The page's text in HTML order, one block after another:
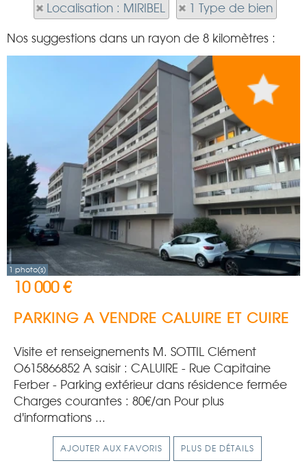
Localisation : MIRIBEL 1 Type de bien
Nos suggestions dans un rayon de 8 kilomètres :
1 photo(s)
10 000 €
PARKING A VENDRE CALUIRE ET CUIRE
Visite et renseignements M. SOTTIL Clément
O615866852 A saisir : CALUIRE - Rue Capitaine
Ferber - Parking extérieur dans résidence fermée
Charges courantes : 80€/an Pour plus
d'informations ...
AJOUTER AUX FAVORIS PLUS DE DÉTAILS